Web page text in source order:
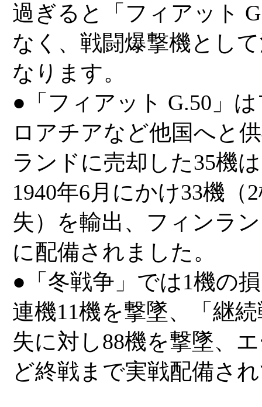
過ぎると「フィアット
なく、戦闘爆撃機とし
なります。
●「フィアット G.50」
ロアチアなど他国へと
ランドに売却した35機
1940年6月にかけ33機（
失）を輸出、フィンラ
に配備されました。
●「冬戦争」では1機の
連機11機を撃墜、「継
失に対し88機を撃墜、
ど終戦まで実戦配備さ